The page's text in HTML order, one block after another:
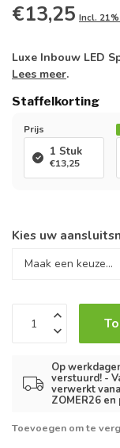
€13,25 Incl.
Luxe Inbouw LED
Lees meer.
Staffelkorting
Prijs
1 Stuk
€13,25
Kies uw
Op
verstuurd! -
verwerkt
ZOMER26
Toevoegen om te